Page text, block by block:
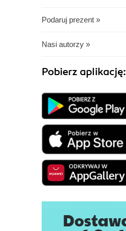
Podaruj prezent »
Nasi autorzy »
Pobierz aplikację: